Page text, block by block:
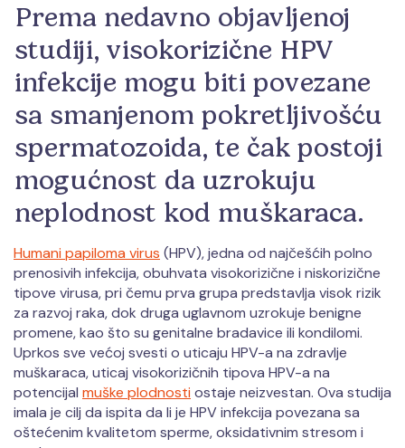
Prema nedavno objavljenoj
studiji, visokorizične HPV
infekcije mogu biti povezane
sa smanjenom pokretljivošću
spermatozoida, te čak postoji
mogućnost da uzrokuju
neplodnost kod muškaraca.
Humani papiloma virus (HPV), jedna od najčešćih polno
prenosivih infekcija, obuhvata visokorizične i niskorizične
tipove virusa, pri čemu prva grupa predstavlja visok rizik
za razvoj raka, dok druga uglavnom uzrokuje benigne
promene, kao što su genitalne bradavice ili kondilomi.
Uprkos sve većoj svesti o uticaju HPV-a na zdravlje
muškaraca, uticaj visokorizičnih tipova HPV-a na
potencijal muške plodnosti ostaje neizvestan. Ova studija
imala je cilj da ispita da li je HPV infekcija povezana sa
oštećenim kvalitetom sperme, oksidativnim stresom i